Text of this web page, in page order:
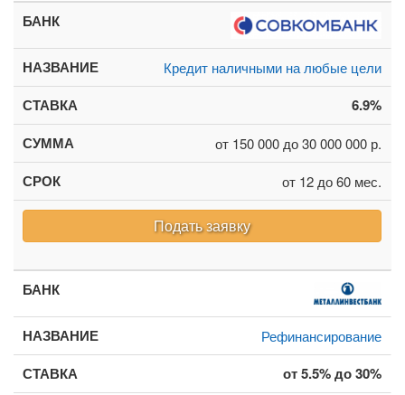
Кредит наличными на любые цели
6.9%
от 150 000 до 30 000 000 р.
от 12 до 60 мес.
Подать заявку
Рефинансирование
от 5.5% до 30%